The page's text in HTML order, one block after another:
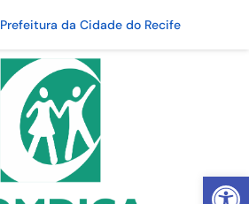
Abrir
Prefeitura da Cidade do Recife